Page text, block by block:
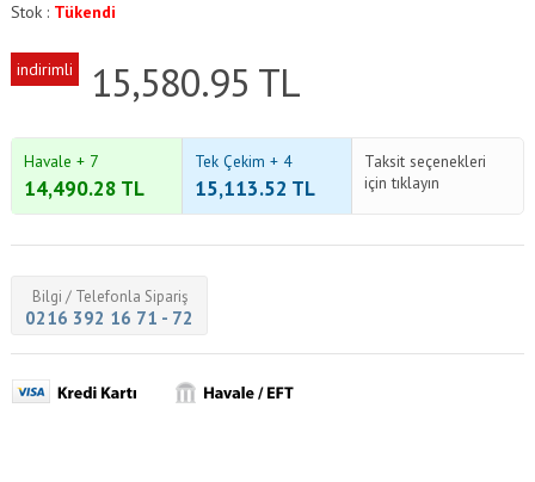
Stok : Tükendi
indirimli 15,580.95 TL
Havale + 7
14,490.28 TL
Tek Çekim + 4
15,113.52 TL
Taksit seçenekleri
için tıklayın
Bilgi / Telefonla Sipariş
0216 392 16 71 - 72